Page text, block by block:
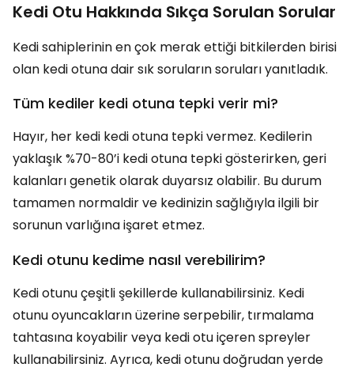
Kedi Otu Hakkında Sıkça Sorulan Sorular
Kedi sahiplerinin en çok merak ettiği bitkilerden birisi
olan kedi otuna dair sık soruların soruları yanıtladık.
Tüm kediler kedi otuna tepki verir mi?
Hayır, her kedi kedi otuna tepki vermez. Kedilerin
yaklaşık %70-80’i kedi otuna tepki gösterirken, geri
kalanları genetik olarak duyarsız olabilir. Bu durum
tamamen normaldir ve kedinizin sağlığıyla ilgili bir
sorunun varlığına işaret etmez.
Kedi otunu kedime nasıl verebilirim?
Kedi otunu çeşitli şekillerde kullanabilirsiniz. Kedi
otunu oyuncakların üzerine serpebilir, tırmalama
tahtasına koyabilir veya kedi otu içeren spreyler
kullanabilirsiniz. Ayrıca, kedi otunu doğrudan yerde